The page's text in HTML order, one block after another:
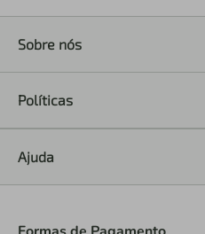
Sobre nós
Políticas
Ajuda